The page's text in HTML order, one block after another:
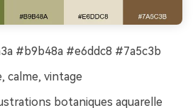
#b9b48a #e6ddc8 #7a5c3b
calme, vintage
botaniques aquarelle